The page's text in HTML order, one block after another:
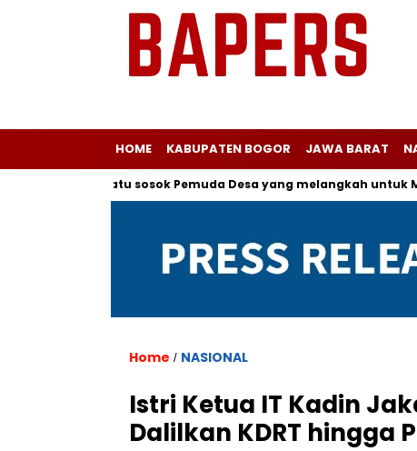
HOME KABUPATEN BOGOR JAWA BARAT
satu sosok Pemuda Desa yang melangkah untuk Menjadi
Home / NASIONAL
Istri Ketua IT Kadin
Dalilkan KDRT hingga